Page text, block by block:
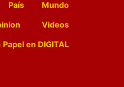
País
Mundo
Videos
Papel en DIGITAL